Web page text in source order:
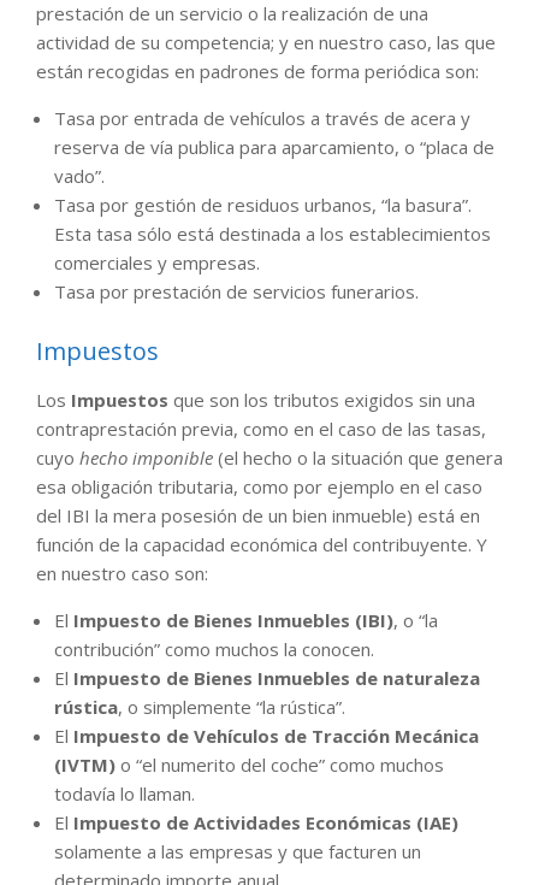
prestación de un servicio o la realización de una
actividad de su competencia; y en nuestro caso, las que
están recogidas en padrones de forma periódica son:
Tasa por entrada de vehículos a través de acera y
reserva de vía publica para aparcamiento, o “placa de
vado”.
Tasa por gestión de residuos urbanos, “la basura”.
Esta tasa sólo está destinada a los establecimientos
comerciales y empresas.
Tasa por prestación de servicios funerarios.
Impuestos
Los Impuestos que son los tributos exigidos sin una
contraprestación previa, como en el caso de las tasas,
cuyo hecho imponible (el hecho o la situación que genera
esa obligación tributaria, como por ejemplo en el caso
del IBI la mera posesión de un bien inmueble) está en
función de la capacidad económica del contribuyente. Y
en nuestro caso son:
El Impuesto de Bienes Inmuebles (IBI), o “la
contribución” como muchos la conocen.
El Impuesto de Bienes Inmuebles de naturaleza
rústica, o simplemente “la rústica”.
El Impuesto de Vehículos de Tracción Mecánica
(IVTM) o “el numerito del coche” como muchos
todavía lo llaman.
El Impuesto de Actividades Económicas (IAE)
solamente a las empresas y que facturen un